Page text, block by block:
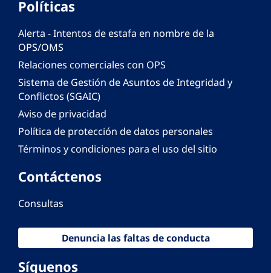
Políticas
Alerta - Intentos de estafa en nombre de la
OPS/OMS
Relaciones comerciales con OPS
Sistema de Gestión de Asuntos de Integridad y
Conflictos (SGAIC)
Aviso de privacidad
Política de protección de datos personales
Términos y condiciones para el uso del sitio
Contáctenos
Consultas
Denuncia las faltas de conducta
Síguenos